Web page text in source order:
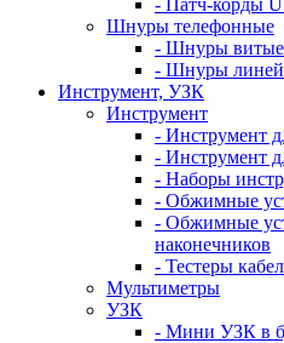
- Патч-корды
Шнуры телефонные
- Шнуры витые
- Шнуры
Инструмент, УЗК
Инструмент
- Инструмент
- Инструмент
- Наборы
- Обжимные
- Обжимные
наконечников
- Тестеры
Мультиметры
УЗК
- Мини УЗК в